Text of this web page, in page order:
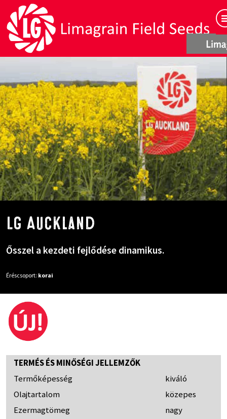
LG Auckland
Ősszel a kezdeti fejlődése dinamikus.
Éréscsoport: korai
TERMÉS ÉS MINŐSÉGI JELLEMZŐK
Termőképesség
kiváló
Olajtartalom
közepes
Ezermagtömeg
nagy